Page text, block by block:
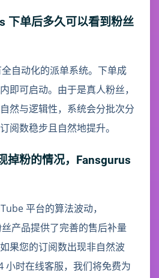
下单后多久可以看到粉丝
自动化的派单系统。下单成
即可启动。由于是真人粉丝，
然与逻辑性，系统会分批次分
阅数稳步且自然地提升。
掉粉的情况，Fansgurus
平台的算法波动，
产品提供了完善的售后补量
果您的订阅数出现非自然波
小时在线客服，我们将免费为